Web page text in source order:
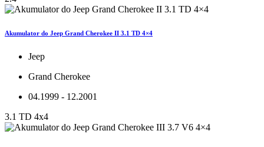
Akumulator do Jeep Grand Cherokee II 3.1 TD 4×4
Jeep
Grand Cherokee
04.1999 - 12.2001
3.1 TD 4x4